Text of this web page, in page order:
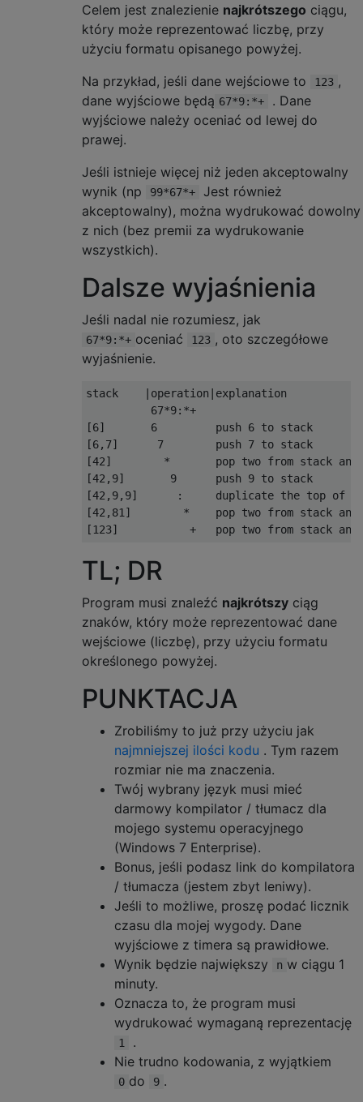
Celem jest znalezienie najkrótszego ciągu,
który może reprezentować liczbę, przy
użyciu formatu opisanego powyżej.
Na przykład, jeśli dane wejściowe to
123 ,
dane wyjściowe będą 67*9:*+
. Dane
wyjściowe należy oceniać od lewej do
prawej.
Jeśli istnieje więcej niż jeden akceptowalny
wynik (np
99*67*+
Jest również
akceptowalny), można wydrukować dowolny
z nich (bez premii za wydrukowanie
wszystkich).
Dalsze wyjaśnienia
Jeśli nadal nie rozumiesz, jak
67*9:*+ oceniać 123 , oto szczegółowe
wyjaśnienie.
stack    |operation|explanation
          67*9:*+
[6]       6         push 6 to stack
[6,7]      7        push 7 to stack
[42]        *       pop two from stack and
[42,9]       9      push 9 to stack
[42,9,9]      :     duplicate the top of
[42,81]        *    pop two from stack
TL; DR
Program musi znaleźć najkrótszy ciąg
znaków, który może reprezentować dane
wejściowe (liczbę), przy użyciu formatu
określonego powyżej.
PUNKTACJA
Zrobiliśmy to już przy użyciu jak
najmniejszej ilości kodu . Tym razem
rozmiar nie ma znaczenia.
Twój wybrany język musi mieć
darmowy kompilator / tłumacz dla
mojego systemu operacyjnego
(Windows 7 Enterprise).
Bonus, jeśli podasz link do kompilatora
/ tłumacza (jestem zbyt leniwy).
Jeśli to możliwe, proszę podać licznik
czasu dla mojej wygody. Dane
wyjściowe z timera są prawidłowe.
Wynik będzie największy
n w ciągu 1
minuty.
Oznacza to, że program musi
wydrukować wymaganą reprezentację
1
.
Nie trudno kodowania, z wyjątkiem
0 do 9 .